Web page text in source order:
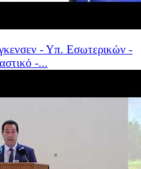
- Υπ. Εσωτερικών -
-...